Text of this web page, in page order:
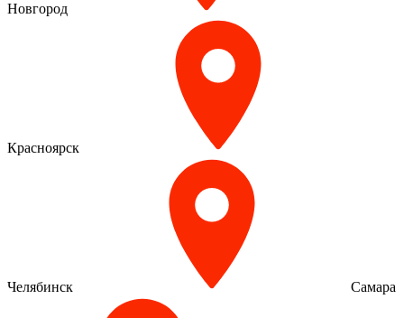
Новгород
Красноярск
Челябинск Самара